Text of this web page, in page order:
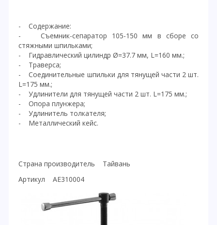
- Содержание:
- Съемник-сепаратор 105-150 мм в сборе со
стяжными шпильками;
- Гидравлический цилиндр Ø=37.7 мм, L=160 мм.;
- Траверса;
- Соединительные шпильки для тянущей части 2 шт.
L=175 мм.;
- Удлинители для тянущей части 2 шт. L=175 мм.;
- Опора плунжера;
- Удлинитель толкателя;
- Металлический кейс.
Страна производитель Тайвань
Артикул AE310004